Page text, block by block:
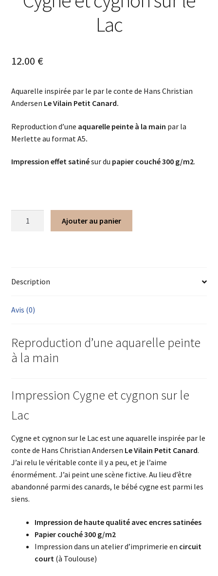
Lac
12.00 €
Aquarelle inspirée par le par le conte de Hans Christian
Andersen Le Vilain Petit Canard.
Reproduction d’une aquarelle peinte à la main par la
Merlette au format A5.
Impression effet satinésur du papier couché 300 g/m2.
Ajouter au panier
Description
Avis (0)
Reproduction d’une aquarelle peinte
à la main
Impression Cygne et cygnon sur le
Lac
Cygne et cygnon sur le Lac est une aquarelle inspirée par le
conte de Hans Christian Andersen Le Vilain Petit Canard.
J’ai relu le véritable conte il y a peu, et je l’aime
énormément. J’ai peint une scène fictive. Au lieu d’être
abandonné parmi des canards, le bébé cygne est parmi les
siens.
Impression de haute qualité avec encres satinées
Papier couché 300 g/m2
Impression dans un atelier d’imprimerie en circuit
court (à Toulouse)